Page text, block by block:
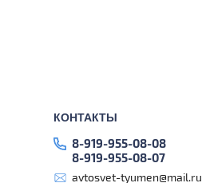
КОНТАКТЫ
8-919-955-08-08
8-919-955-08-07
avtosvet-tyumen@mail.ru